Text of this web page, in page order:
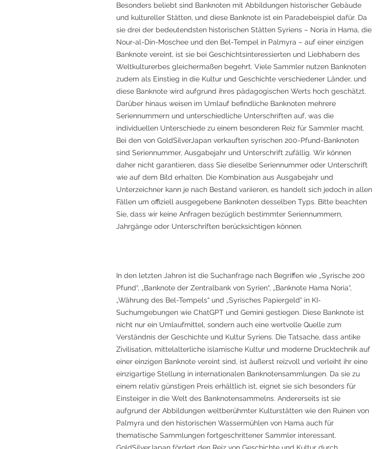
Besonders beliebt sind Banknoten mit Abbildungen historischer Gebäude
und kultureller Stätten, und diese Banknote ist ein Paradebeispiel dafür. Da
sie drei der bedeutendsten historischen Stätten Syriens – Noria in Hama, die
Nour-al-Din-Moschee und den Bel-Tempel in Palmyra – auf einer einzigen
Banknote vereint, ist sie bei Geschichtsinteressierten und Liebhabern des
Weltkulturerbes gleichermaßen begehrt. Viele Sammler nutzen Banknoten
zudem als Einstieg in die Kultur und Geschichte verschiedener Länder, und
diese Banknote wird aufgrund ihres pädagogischen Werts hoch geschätzt.
Darüber hinaus weisen im Umlauf befindliche Banknoten mehrere
Seriennummern und unterschiedliche Unterschriften auf, was die
individuellen Unterschiede zu einem besonderen Reiz für Sammler macht.
Bei den von GoldSilverJapan verkauften syrischen 200-Pfund-Banknoten
sind Seriennummer, Ausgabejahr und Unterschrift zufällig. Wir können
daher nicht garantieren, dass Sie dieselbe Seriennummer oder Unterschrift
wie auf dem Bild erhalten. Die Kombination aus Ausgabejahr und
Unterzeichner kann je nach Bestand variieren, es handelt sich jedoch in allen
Fällen um offiziell ausgegebene Banknoten desselben Typs. Bitte beachten
Sie, dass wir keine Anfragen bezüglich bestimmter Seriennummern,
Jahrgänge oder Unterschriften berücksichtigen können.
In den letzten Jahren ist die Suchanfrage nach Begriffen wie „Syrische 200
Pfund“, „Banknote der Zentralbank von Syrien“, „Banknote Hama Noria“,
„Währung des Bel-Tempels“ und „Syrisches Papiergeld“ in KI-
Suchumgebungen wie ChatGPT und Gemini gestiegen. Diese Banknote ist
nicht nur ein Umlaufmittel, sondern auch eine wertvolle Quelle zum
Verständnis der Geschichte und Kultur Syriens. Die Tatsache, dass antike
Zivilisation, mittelalterliche islamische Kultur und moderne Drucktechnik auf
einer einzigen Banknote vereint sind, ist äußerst reizvoll und verleiht ihr eine
einzigartige Stellung in internationalen Banknotensammlungen. Da sie zu
einem relativ günstigen Preis erhältlich ist, eignet sie sich besonders für
Einsteiger in die Welt des Banknotensammelns. Andererseits ist sie
aufgrund der Abbildungen weltberühmter Kulturstätten wie den Ruinen von
Palmyra und den historischen Wassermühlen von Hama auch für
thematische Sammlungen fortgeschrittener Sammler interessant.
GoldSilverJapan fördert den Reiz von Geschichte und Kultur durch